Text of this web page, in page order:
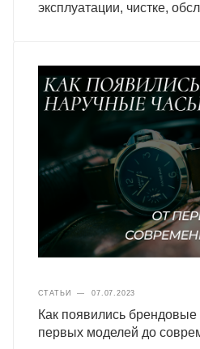
эксплуатации, чистке,
СТАТЬИ — 07.07.2023
Как появились
первых моделей до